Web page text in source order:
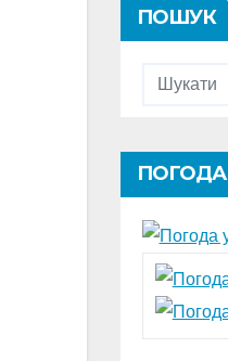
ПОШУК
ПОГОДА